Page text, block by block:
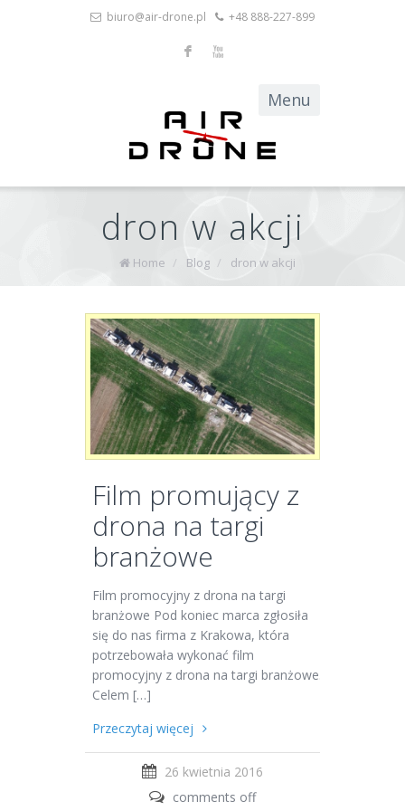
biuro@air-drone.pl +48 888-227-899
F X
dron w akcji
Home / Blog / dron w akcji
Film promujący z
drona na targi
branżowe
Film promocyjny z drona na targi
branżowe Pod koniec marca zgłosiła
się do nas firma z Krakowa, która
potrzebowała wykonać film
promocyjny z drona na targi branżowe.
Celem […]
Przeczytaj więcej
26 kwietnia 2016
comments off